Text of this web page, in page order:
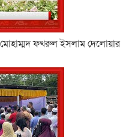
মোহাম্মদ ফখরুল ইসলাম দেলোয়ার